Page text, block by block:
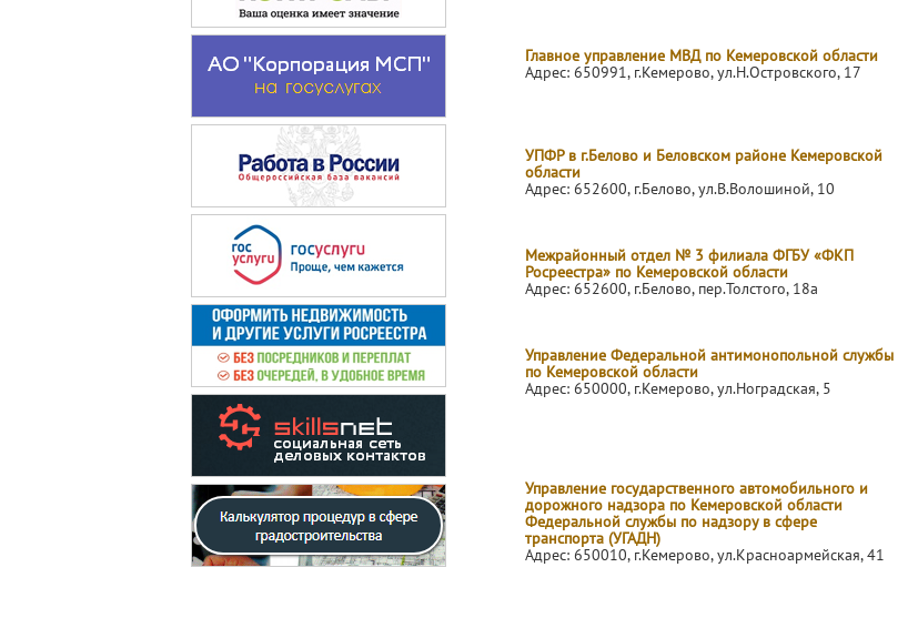
Главное управление МВД по Кемеровской области
Адрес: 650991, г.Кемерово, ул.Н.Островского, 17
УПФР в г.Белово и Беловском районе Кемеровской
области
Адрес: 652600, г.Белово, ул.В.Волошиной, 10
Межрайонный отдел № 3 филиала ФГБУ «ФКП
Росреестра» по Кемеровской области
Адрес: 652600, г.Белово, пер.Толстого, 18а
Управление Федеральной антимонопольной службы
по Кемеровской области
Адрес: 650000, г.Кемерово, ул.Ноградская, 5
Управление государственного автомобильного и
дорожного надзора по Кемеровской области
Федеральной службы по надзору в сфере
транспорта (УГАДН)
Адрес: 650010, г.Кемерово, ул.Красноармейская, 41